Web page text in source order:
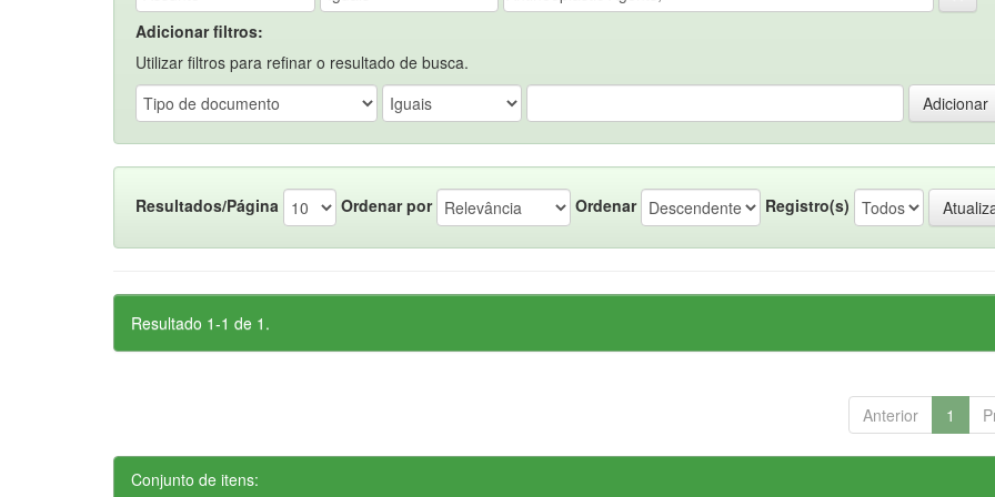
Adicionar filtros:
Utilizar filtros para refinar o resultado de busca.
Resultados/Página Ordenar por Ordenar Registro(s)
Resultado 1-1 de 1.
Anterior 1
Conjunto de itens: